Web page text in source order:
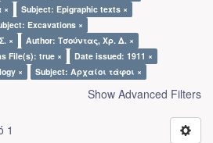
×
Subject: Epigraphic texts ×
Excavations ×
×
Author: Τσούντας, Χρ. Δ. ×
File(s): true ×
Date issued: 1911 ×
×
Subject: Αρχαίοι τάφοι ×
Show Advanced Filters
1